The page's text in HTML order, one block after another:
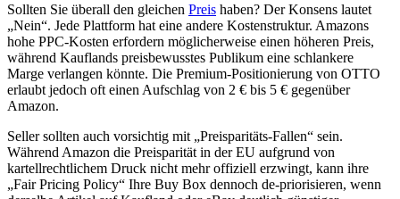
Sollten Sie überall den gleichen Preis haben? Der Konsens lautet
„Nein“. Jede Plattform hat eine andere Kostenstruktur. Amazons
hohe PPC-Kosten erfordern möglicherweise einen höheren Preis,
während Kauflands preisbewusstes Publikum eine schlankere
Marge verlangen könnte. Die Premium-Positionierung von OTTO
erlaubt jedoch oft einen Aufschlag von 2 € bis 5 € gegenüber
Amazon.
Seller sollten auch vorsichtig mit „Preisparitäts-Fallen“ sein.
Während Amazon die Preisparität in der EU aufgrund von
kartellrechtlichem Druck nicht mehr offiziell erzwingt, kann ihre
„Fair Pricing Policy“ Ihre Buy Box dennoch de-priorisieren, wenn